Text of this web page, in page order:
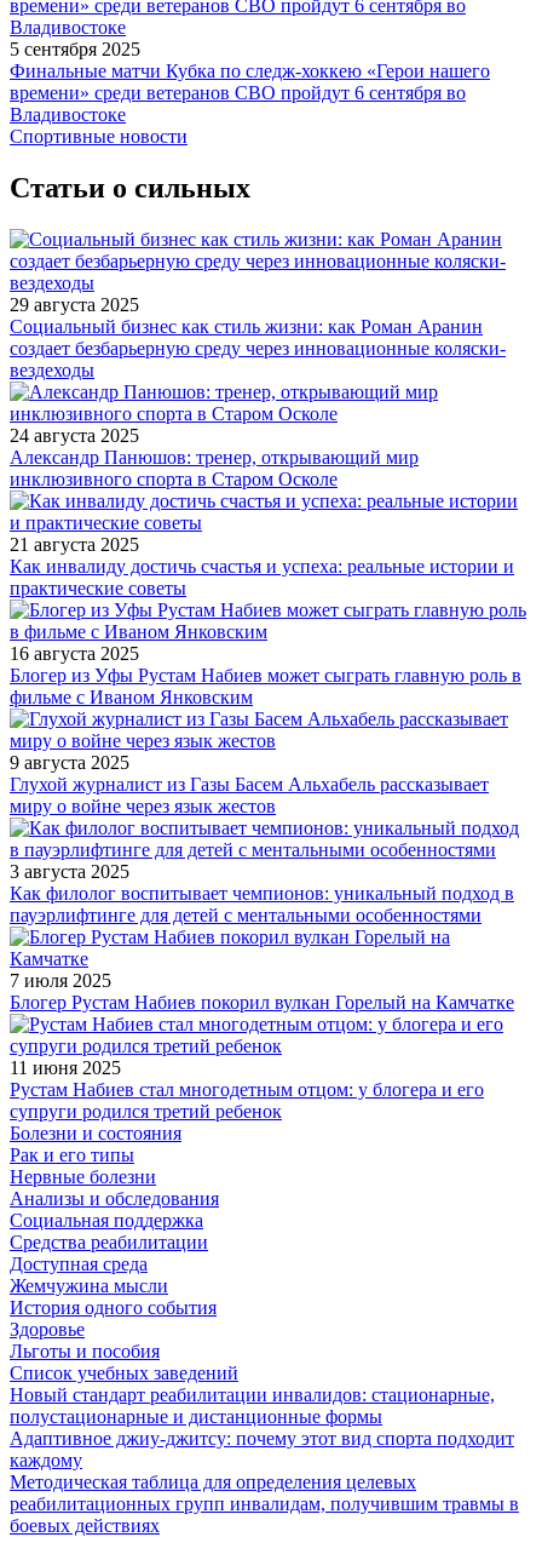
5 сентября 2025
Финальные матчи Кубка по следж-хоккею «Герои нашего
времени» среди ветеранов СВО пройдут 6 сентября во
Владивостоке
Спортивные новости
Статьи о сильных
29 августа 2025
Социальный бизнес как стиль жизни: как Роман Аранин
создает безбарьерную среду через инновационные коляски-
вездеходы
24 августа 2025
Александр Панюшов: тренер, открывающий мир
инклюзивного спорта в Старом Осколе
21 августа 2025
Как инвалиду достичь счастья и успеха: реальные истории и
практические советы
16 августа 2025
Блогер из Уфы Рустам Набиев может сыграть главную роль в
фильме с Иваном Янковским
9 августа 2025
Глухой журналист из Газы Басем Альхабель рассказывает
миру о войне через язык жестов
3 августа 2025
Как филолог воспитывает чемпионов: уникальный подход в
пауэрлифтинге для детей с ментальными особенностями
7 июля 2025
Блогер Рустам Набиев покорил вулкан Горелый на Камчатке
11 июня 2025
Рустам Набиев стал многодетным отцом: у блогера и его
супруги родился третий ребенок
Болезни и состояния
Рак и его типы
Нервные болезни
Анализы и обследования
Социальная поддержка
Средства реабилитации
Доступная среда
Жемчужина мысли
История одного события
Здоровье
Льготы и пособия
Список учебных заведений
Новый стандарт реабилитации инвалидов: стационарные,
полустационарные и дистанционные формы
Адаптивное джиу-джитсу: почему этот вид спорта подходит
каждому
Методическая таблица для определения целевых
реабилитационных групп инвалидам, получившим травмы в
боевых действиях